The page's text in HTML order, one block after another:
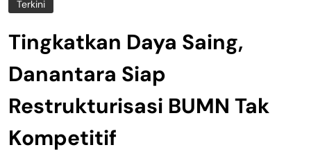
Terkini
Tingkatkan Daya Saing,
Danantara Siap
Restrukturisasi BUMN Tak
Kompetitif